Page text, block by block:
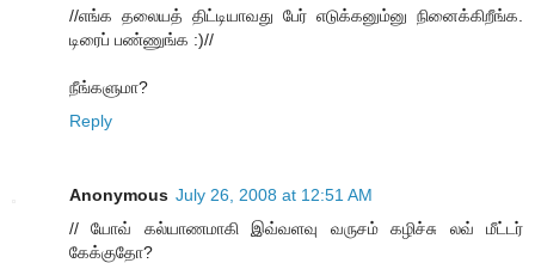
//எங்க தலையத் திட்டியாவது பேர் எடுக்கனும்னு நினைக்கிறீங்க.
டிரைப் பண்ணுங்க :)//
நீங்களுமா?
Reply
Anonymous July 26, 2008 at 12:51 AM
// யோவ் கல்யாணமாகி இவ்வளவு வருசம் கழிச்சு லவ் மீட்டர்
கேக்குதோ?